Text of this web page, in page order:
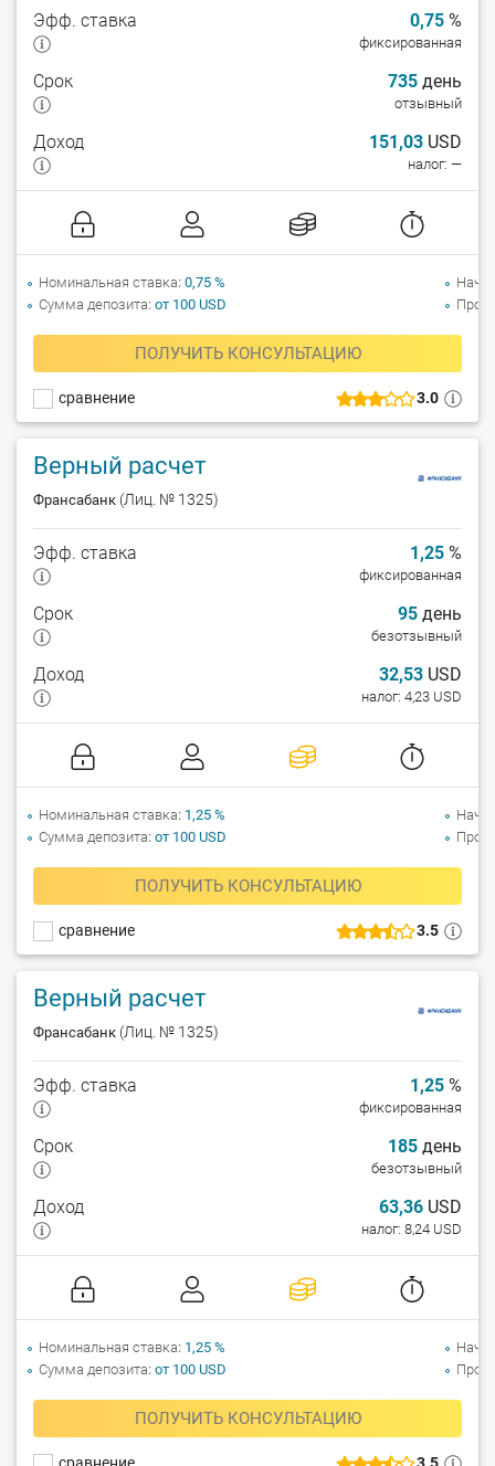
3.0
сравнение
Эфф. ставка 0,75 %
фиксированная
Срок 735 день
отзывный
Доход 151,03 USD
налог: —
ПОЛУЧИТЬ КОНСУЛЬТАЦИЮ
Номинальная ставка 0,75 %
Сумма депозита от 100 USD
Верный расчет
Франсабанк (Лиц. № 1325)
3.5
сравнение
Эфф. ставка 1,25 %
фиксированная
Срок 95 день
безотзывный
Доход 32,53 USD
налог: 4,23 USD
ПОЛУЧИТЬ КОНСУЛЬТАЦИЮ
Номинальная ставка 1,25 %
Сумма депозита от 100 USD
Верный расчет
Франсабанк (Лиц. № 1325)
Эфф. ставка 1,25 %
фиксированная
Срок 185 день
безотзывный
Доход 63,36 USD
налог: 8,24 USD
ПОЛУЧИТЬ КОНСУЛЬТАЦИЮ
Номинальная ставка 1,25 %
Сумма депозита от 100 USD